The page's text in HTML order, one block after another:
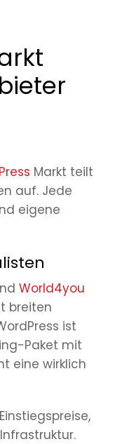
Markt teilt
auf. Jede
eigene
World4you
breiten
ist
Paket mit
eine wirklich